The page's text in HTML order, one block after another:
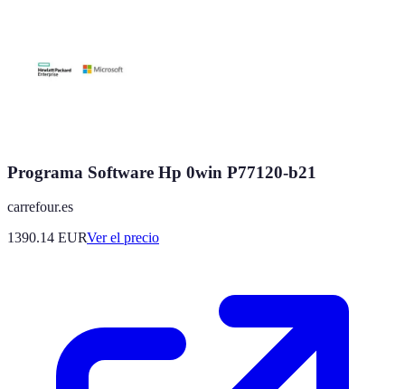
Programa Software Hp 0win P77120-b21
carrefour.es
1390.14 EURVer el precio